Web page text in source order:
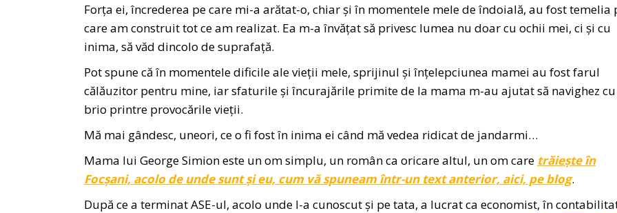
Forța ei, încrederea pe care mi-a arătat-o, chiar și în momentele mele de îndoială, au fost temelia
care am construit tot ce am realizat. Ea m-a învățat să privesc lumea nu doar cu ochii mei, ci și cu
inima, să văd dincolo de suprafață.
Pot spune că în momentele dificile ale vieții mele, sprijinul și înțelepciunea mamei au fost farul
călăuzitor pentru mine, iar sfaturile și încurajările primite de la mama m-au ajutat să navighez cu
brio printre provocările vieții.
Mă mai gândesc, uneori, ce o fi fost în inima ei când mă vedea ridicat de jandarmi…
Mama lui George Simion este un om simplu, un român ca oricare altul, un om care trăiește în
Focșani, acolo de unde sunt și eu, cum vă spuneam într-un text anterior, aici, pe blog.
După ce a terminat ASE-ul, acolo unde l-a cunoscut și pe tata, a lucrat ca economist, în